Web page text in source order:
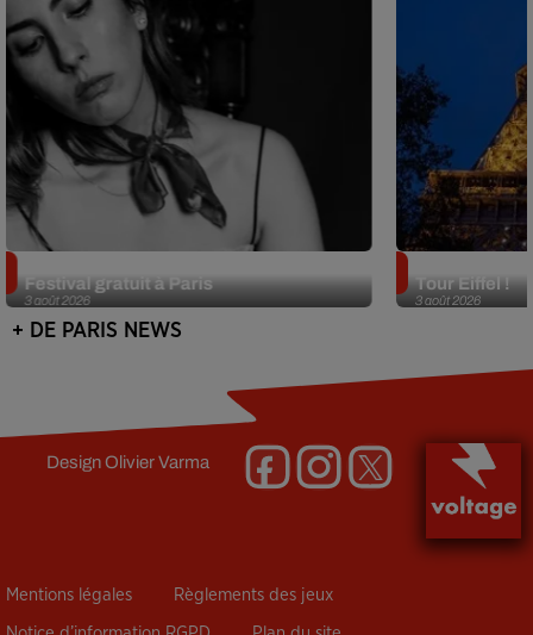
3 août 2026
Festival gratuit à Paris
3 août 2026
Tour Eiffel !
+ DE PARIS NEWS
DesignOlivier Varma
Mentions légales Règlements des jeux